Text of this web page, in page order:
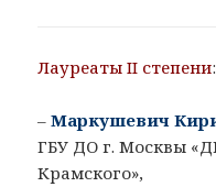
Лауреаты II степени:
–Маркушевич
ГБУ ДО г. Москвы
Крамского»,